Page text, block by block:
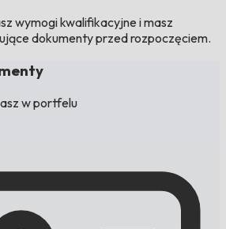
wymogi kwalifikacyjne i masz
dokumenty przed rozpoczęciem.
w portfelu